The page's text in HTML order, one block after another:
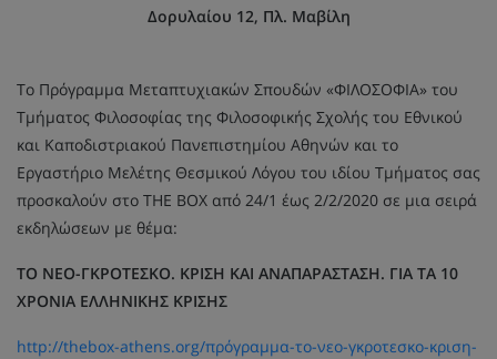
Δορυλαίου 12, Πλ. Μαβίλη
Το Πρόγραμμα Μεταπτυχιακών Σπουδών «ΦΙΛΟΣΟΦΙΑ» του
Τμήματος Φιλοσοφίας της Φιλοσοφικής Σχολής του Εθνικού
και Καποδιστριακού Πανεπιστημίου Αθηνών και το
Εργαστήριο Μελέτης Θεσμικού Λόγου του ιδίου Τμήματος σας
προσκαλούν στο THE BOX από 24/1 έως 2/2/2020 σε μια σειρά
εκδηλώσεων με θέμα:
ΤΟ ΝΕΟ-ΓΚΡΟΤΕΣΚΟ. ΚΡΙΣΗ ΚΑΙ ΑΝΑΠΑΡΑΣΤΑΣΗ. ΓΙΑ ΤΑ 10
ΧΡΟΝΙΑ ΕΛΛΗΝΙΚΗΣ ΚΡΙΣΗΣ
http://thebox-athens.org/πρόγραμμα-το-νεο-γκροτεσκο-κριση-